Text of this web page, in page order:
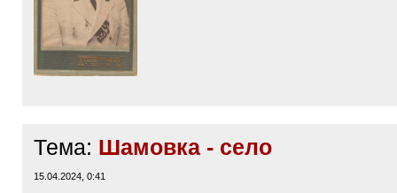
Тема: Шамовка - село
15.04.2024, 0:41